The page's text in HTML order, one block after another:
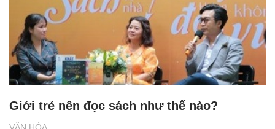
Giới trẻ nên đọc sách như thế nào?